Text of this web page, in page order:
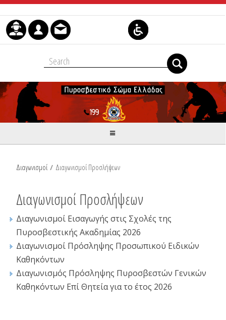
Skip to Content
Διαγωνισμοί / Διαγωνισμοί Προσλήψεων
Διαγωνισμοί Προσλήψεων
Διαγωνισμοί Εισαγωγής στις Σχολές της
Πυροσβεστικής Ακαδημίας 2026
Διαγωνισμοί Πρόσληψης Προσωπικού Ειδικών
Καθηκόντων
Διαγωνισμός Πρόσληψης Πυροσβεστών Γενικών
Καθηκόντων Επί Θητεία για το έτος 2026